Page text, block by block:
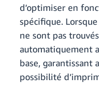
d’optimiser en
spécifique.
ne sont pas
automatiquement
base, garantissant
possibilité